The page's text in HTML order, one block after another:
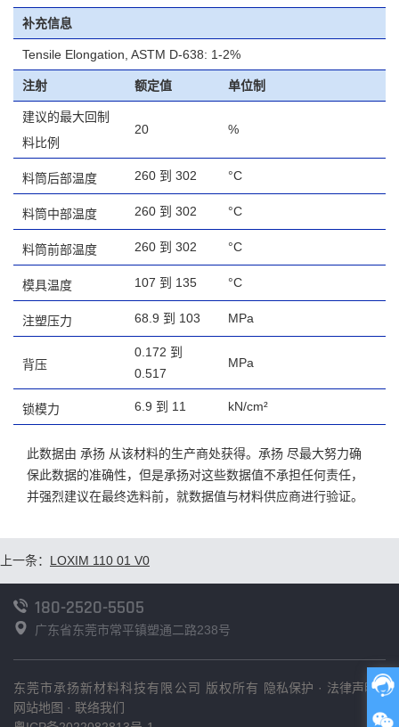
补充信息
Tensile Elongation, ASTM D-638: 1-2%
注射 额定值 单位制
建议的最大回制
料比例
20 %
料筒后部温度 260 到 302 °C
料筒中部温度 260 到 302 °C
料筒前部温度 260 到 302 °C
模具温度 107 到 135 °C
注塑压力 68.9 到 103 MPa
背压
0.172 到
0.517
MPa
锁模力 6.9 到 11 kN/cm²
此数据由 承扬 从该材料的生产商处获得。承扬 尽最大努力确
保此数据的准确性，但是承扬对这些数据值不承担任何责任，
并强烈建议在最终选料前，就数据值与材料供应商进行验证。
上一条： LOXIM 110 01 V0
180-2520-5505
广东省东莞市常平镇塑通二路238号
东莞市承扬新材料科技有限公司 版权所有 隐私保护 · 法律声明·
网站地图 · 联络我们